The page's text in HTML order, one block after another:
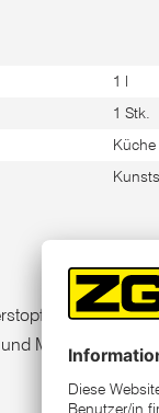
1 l
1 Stk.
Küche
durch
Mikroben -